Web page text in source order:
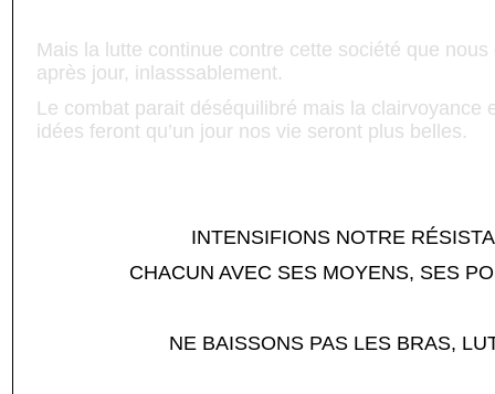
Mais la lutte continue contre cette société que
après jour, inlasssablement.
Le combat parait déséquilibré mais la clairvoyance
idées feront qu’un jour nos vie seront plus belles.
INTENSIFIONS NOTRE
CHACUN AVEC SES MOYENS, SES
NE BAISSONS PAS LES BRAS,